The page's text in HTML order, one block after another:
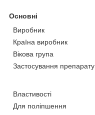
Основні
Виробник
Країна виробник
Вікова група
Застосування препарату
Властивості
Для поліпшення